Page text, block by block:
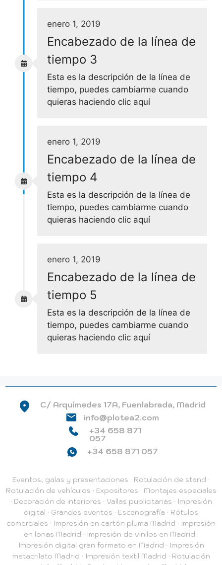
enero 1, 2019
Encabezado de la línea de
tiempo 3
Esta es la descripción de la línea de
tiempo, puedes cambiarme cuando
quieras haciendo clic aquí
enero 1, 2019
Encabezado de la línea de
tiempo 4
Esta es la descripción de la línea de
tiempo, puedes cambiarme cuando
quieras haciendo clic aquí
enero 1, 2019
Encabezado de la línea de
tiempo 5
Esta es la descripción de la línea de
tiempo, puedes cambiarme cuando
quieras haciendo clic aquí
C/ Arquímedes 17A, Fuenlabrada, Madrid
info@plotea2.com
+34 658 871
057
+34 658 871 057
Eventos, galas y presentaciones · Rotulación de stand ·
Rotulación de vehículos · Expositores · Montajes especiales
· Decoración de interiores · Vallas publicitarias · Impresión
digital · Grandes eventos · Escenografía · Rótulos
comerciales · Impresión en cartón pluma Madrid · Impresión
en lonas Madrid · Impresión de vinilos en Madrid ·
Impresión digital gran formato en Madrid · Impresión
metacrilato Madrid · Impresión textil Madrid · Rotulación